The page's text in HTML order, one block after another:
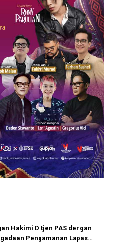
Hakimi Ditjen PAS dengan
Pengamanan Lapas
Standar dan Regulasi